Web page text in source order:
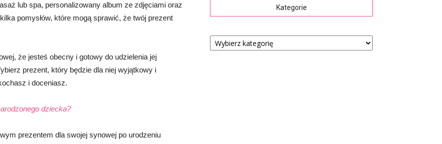
lub spa, personalizowany album ze zdjęciami oraz
pomysłów, które mogą sprawić, że twój prezent
że jesteś obecny i gotowy do udzielenia jej
prezent, który będzie dla niej wyjątkowy i
i doceniasz.
dziecka?
prezentem dla swojej synowej po urodzeniu
Kategorie
Kategorie